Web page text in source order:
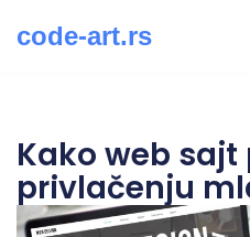
code-art.rs
Kako web sajt
privlačenju